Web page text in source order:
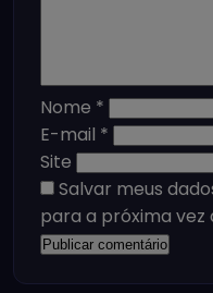
Nome *
E-mail *
Site
Salvar meus
para a próxima vez